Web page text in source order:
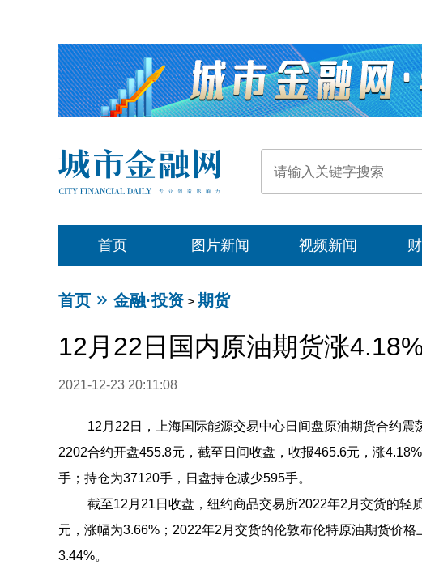
首页 图片新闻 视频新闻
首页 金融·投资 > 期货
12月22日国内原油期货涨
2021-12-23 20:11:08
12月22日，上海国际能源交易中心日间盘原油期货合约
2202合约开盘455.8元，截至日间收盘，收报465.6元，涨
手；持仓为37120手，日盘持仓减少595手。
截至12月21日收盘，纽约商品交易所2022年2月交货的轻
元，涨幅为3.66%；2022年2月交货的伦敦布伦特原油期货价
3.44%。